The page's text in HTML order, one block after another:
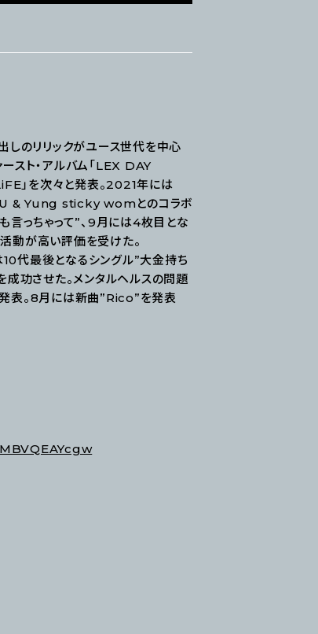
しのリリックがユース世代を中心
スト・アルバム「LEX DAY
」を次々と発表。2021年には
U & Yung sticky womとのコラボ
っちゃって”、9月には4枚目とな
が高い評価を受けた。
最後となるシングル”大金持ち
させた。メンタルヘルスの問題
表。8月には新曲”Rico”を発表